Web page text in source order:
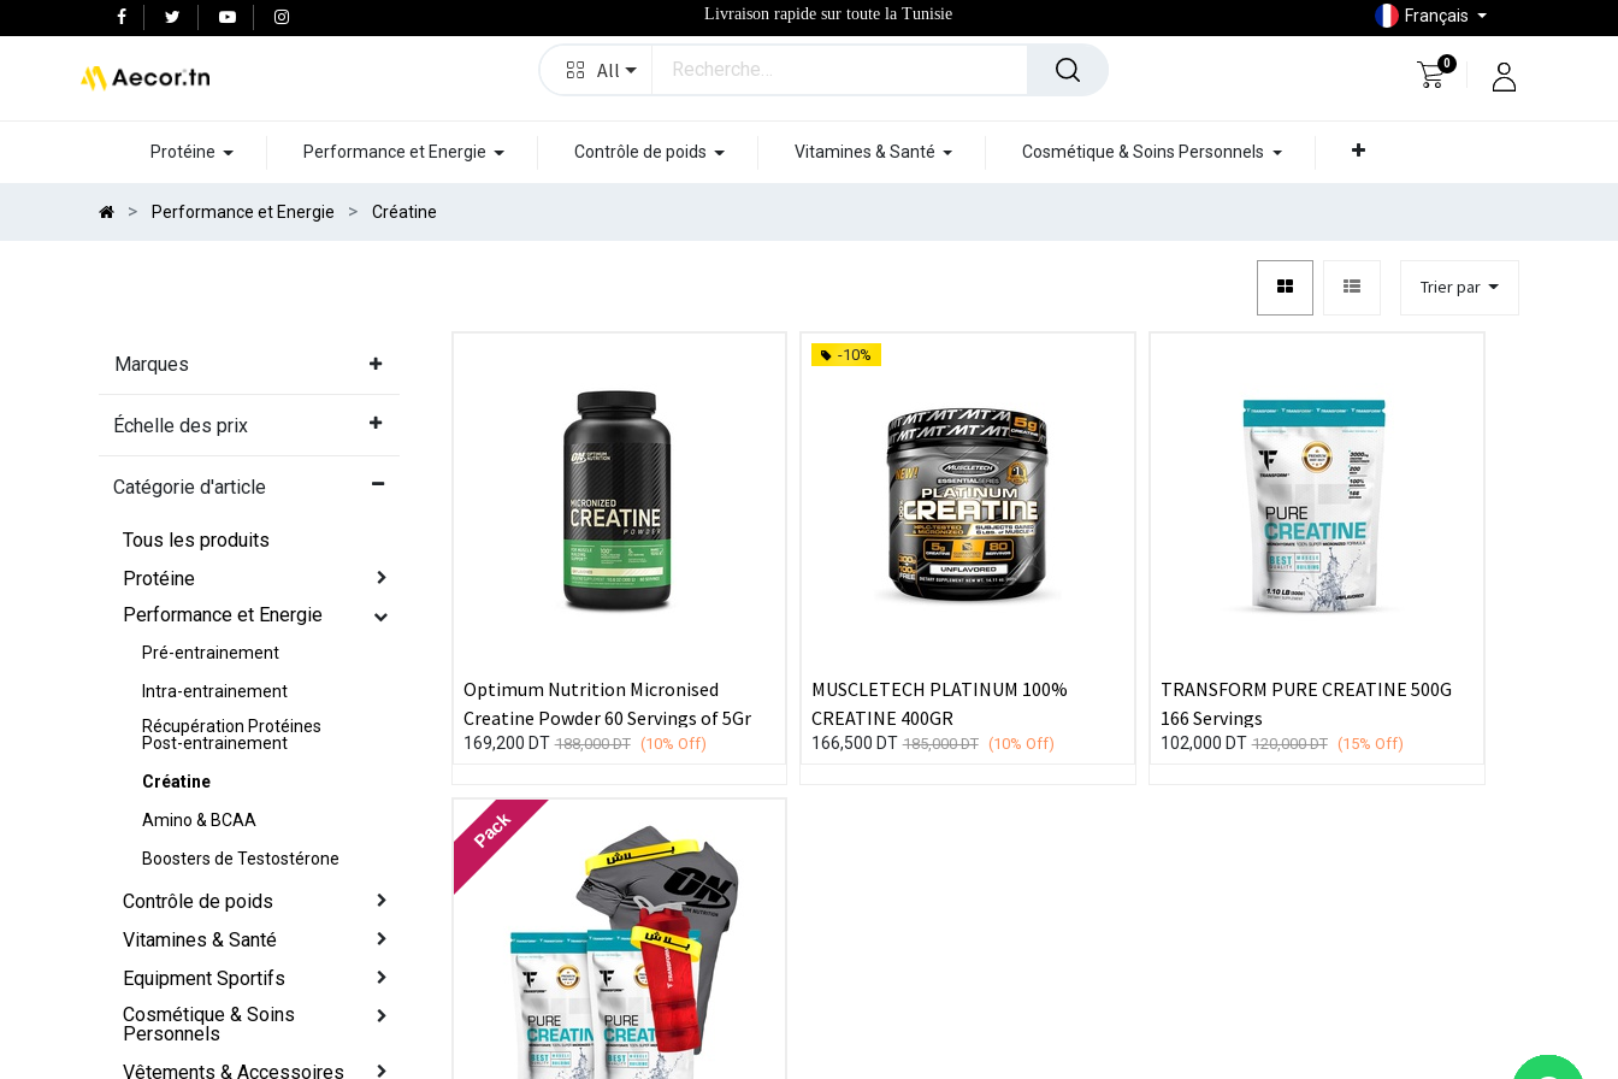
Livraison rapide sur toute la Tunisie Français
All 0
Protéine Performance et Energie Contrôle de poids Vitamines & Santé Cosmétique & Soins Personnels
Performance et Energie Créatine
Trier par
Marques
Échelle des prix
Catégorie d'article
Tous les produits
Protéine
Performance et Energie
Pré-entrainement
Intra-entrainement
Récupération Protéines
Post-entrainement
Créatine
Amino & BCAA
Boosters de Testostérone
Contrôle de poids
Vitamines & Santé
Equipment Sportifs
Cosmétique & Soins
Personnels
Vêtements & Accessoires
Optimum Nutrition Micronised
Creatine Powder 60 Servings of 5Gr
169,200 DT 188,000DT (10% Off)
-10%
MUSCLETECH PLATINUM 100%
CREATINE 400GR
166,500 DT 185,000DT (10% Off)
TRANSFORM PURE CREATINE 500G
166 Servings
102,000 DT 120,000DT (15% Off)
Pack